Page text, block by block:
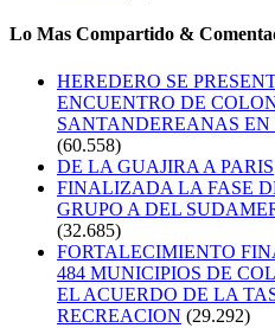
Lo Mas Compartido &
HEREDERO SE
ENCUENTRO DE
SANTANDEREANAS
(60.558)
DE LA GUAJIRA A PARIS
FINALIZADA LA FASE
GRUPO A DEL
(32.685)
FORTALECIMIENTO
484 MUNICIPIOS DE
EL ACUERDO DE LA
RECREACION (29.292)